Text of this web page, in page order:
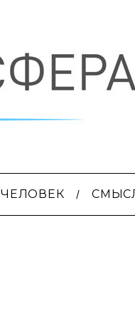
ЧЕЛОВЕК